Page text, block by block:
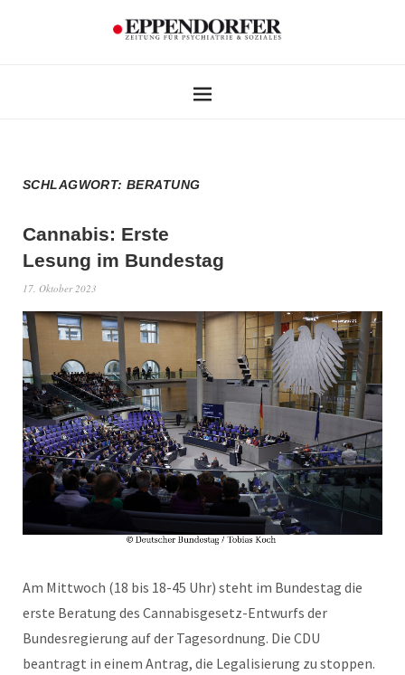
SCHLAGWORT:BERATUNG
Cannabis: Erste
Lesung im Bundestag
17. Oktober 2023
Am Mittwoch (18 bis 18-45 Uhr) steht im Bundestag die
erste Beratung des Cannabisgesetz-Entwurfs der
Bundesregierung auf der Tagesordnung. Die CDU
beantragt in einem Antrag, die Legalisierung zu stoppen.